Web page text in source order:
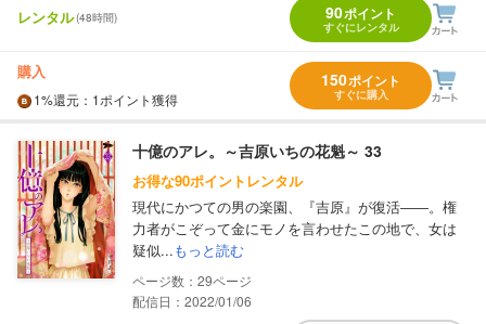
レンタル(48時間) 90ポイント
すぐにレンタル
購入
1%還元 ：1ポイント獲得
150ポイント
すぐに購入
十億のアレ。～吉原いちの花魁～ 33
お得な90ポイントレンタル
現代にかつての男の楽園、『吉原』が復活――。権
力者がこぞって金にモノを言わせたこの地で、女は
疑似...もっと読む
29
配信日：2022/01/06